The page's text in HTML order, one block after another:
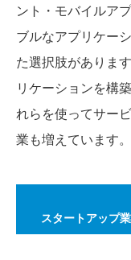
ント・モバイルア
ブルなアプリケー
た選択肢がありま
リケーションを構
れらを使ってサー
業も増えています。
スタートアップ